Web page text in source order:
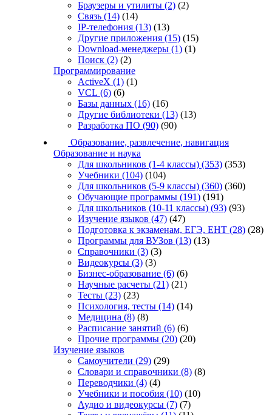
Браузеры и утилиты (2) (2)
Связь (14) (14)
IP-телефония (13) (13)
Другие приложения (15) (15)
Download-менеджеры (1) (1)
Поиск (2) (2)
Программирование
ActiveX (1) (1)
VCL (6) (6)
Базы данных (16) (16)
Другие библиотеки (13) (13)
Разработка ПО (90) (90)
Образование, развлечение, навигация
Образование и наука
Для школьников (1-4 классы) (353) (353)
Учебники (104) (104)
Для школьников (5-9 классы) (360) (360)
Обучающие программы (191) (191)
Для школьников (10-11 классы) (93) (93)
Изучение языков (47) (47)
Подготовка к экзаменам, ЕГЭ, ЕНТ (28) (28)
Программы для ВУЗов (13) (13)
Справочники (3) (3)
Видеокурсы (3) (3)
Бизнес-образование (6) (6)
Научные расчеты (21) (21)
Тесты (23) (23)
Психология, тесты (14) (14)
Медицина (8) (8)
Расписание занятий (6) (6)
Прочие программы (20) (20)
Изучение языков
Самоучители (29) (29)
Словари и справочники (8) (8)
Переводчики (4) (4)
Учебники и пособия (10) (10)
Аудио и видеокурсы (7) (7)